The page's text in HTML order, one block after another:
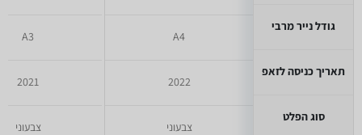
גודל נייר מרבי
תאריך כניסה לזאפ
סוג הפלט
A4
2022
צבעוני
A3
2021
צבעוני